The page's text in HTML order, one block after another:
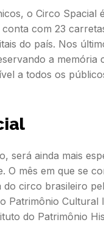
o Circo Spacial
com 23
do país. Nos
a memória
a todos os
será ainda mais
O mês em que se
do circo brasileiro
Patrimônio Cultural
do Patrimônio